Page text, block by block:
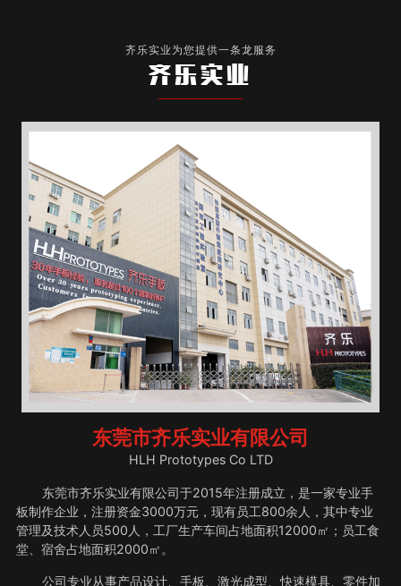
齐乐实业为您提供一条龙服务
齐乐实业
东莞市齐乐实业有限公司
HLH Prototypes Co LTD
东莞市齐乐实业有限公司于2015年注册成立，是一家专业手
板制作企业，注册资金3000万元，现有员工800余人，其中专业
管理及技术人员500人，工厂生产车间占地面积12000㎡；员工食
堂、宿舍占地面积2000㎡。
公司专业从事产品设计、手板、激光成型、快速模具、零件加